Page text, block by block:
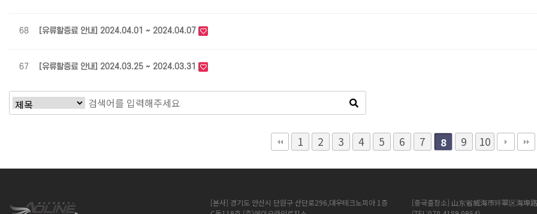
68 [유류할증료 안내] 2024.04.01 ~ 2024.04.07
67 [유류할증료 안내] 2024.03.25 ~ 2024.03.31
1 2 3 4 5 6 7 8 9 10
[본사] 경기도 안산시 단원구 산단로296,대우테크노피아 1층
[중국출장소] 山东省威海市环翠区海埠